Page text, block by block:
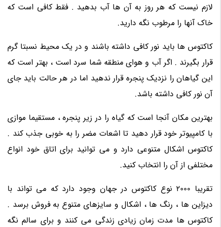
لازم نیست که هر روز به آن ها آب بدهید . فقط کافی است که
خاک آنها را مرطوب نگه دارید.
کاکتوس ها باید نور کافی داشته باشند و در یک محیط نسبتا گرم
قرار بگیرند . اگر آب و هوای منطقه شما سرد است ، بهتر است که
این گیاهان را نزدیک پنجره قرار ندهید اما در هر حالت باید جای
آن نور کافی داشته باشد.
بهترین مکان آنجا است که گیاه را در زیر پنجره ، مستقیما موازی
با کامپیوتر خود قرار دهید تا اشعات مضر را به خوبی جذب کند .
کاکتوس اشکال متنوعی دارد و می توانید برای اتاق خود انواع
مختلفی از آن را انتخاب کنید.
تقریبا 2000 نوع کاکتوس در جهان وجود دارد که می تواند با
دیزاین ها ، رنگ ها ، اشکال و سایزهای متنوع به فروش برسد .
کاکتوس ها مدت زمان زیادی زندگی می کنند و برای سالم نگه